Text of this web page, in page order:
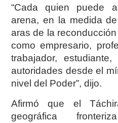
“Cada quien puede
arena, en la medida
aras de la
como empresario,
trabajador,
autoridades desde el
nivel del Poder”, dijo.
Afirmó que el
geográfica